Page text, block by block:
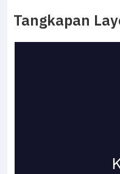
Tangkapan